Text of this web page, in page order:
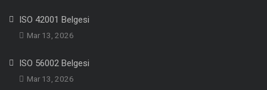
ISO 42001 Belgesi
Mar 13, 2026
ISO 56002 Belgesi
Mar 13, 2026